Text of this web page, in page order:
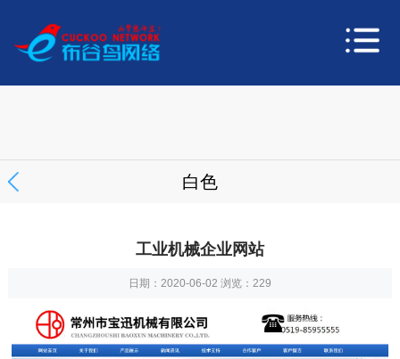
白色
工业机械企业网站
日期：2020-06-02 浏览： 229